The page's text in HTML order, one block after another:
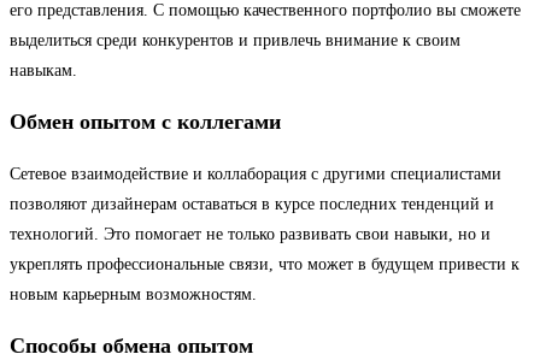
его представления. С помощью качественного портфолио вы сможете
выделиться среди конкурентов и привлечь внимание к своим
навыкам.
Обмен опытом с коллегами
Сетевое взаимодействие и коллаборация с другими специалистами
позволяют дизайнерам оставаться в курсе последних тенденций и
технологий. Это помогает не только развивать свои навыки, но и
укреплять профессиональные связи, что может в будущем привести к
новым карьерным возможностям.
Способы обмена опытом